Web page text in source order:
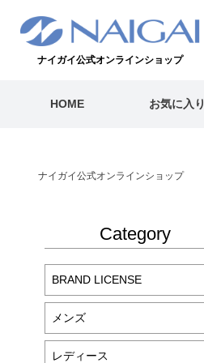
ナイガイ公式オンラインショップ
HOME お気に入り
ナイガイ公式オンラインショップ
Category
BRAND LICENSE
メンズ
レディース